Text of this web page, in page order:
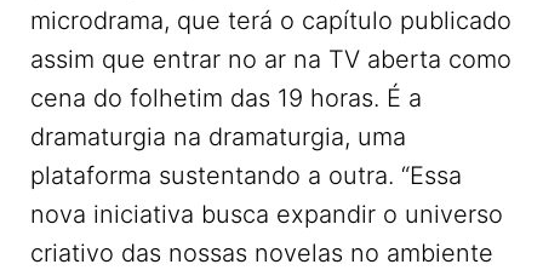
microdrama, que terá o capítulo publicado
assim que entrar no ar na TV aberta como
cena do folhetim das 19 horas. É a
dramaturgia na dramaturgia, uma
plataforma sustentando a outra. “Essa
nova iniciativa busca expandir o universo
criativo das nossas novelas no ambiente